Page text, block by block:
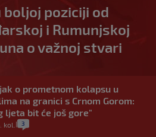
boljoj poziciji od
i Rumunjskoj
o važnoj stvari
o prometnom kolapsu u
na granici s Crnom Gorom:
ljeta bit će još gore"
kol. 3